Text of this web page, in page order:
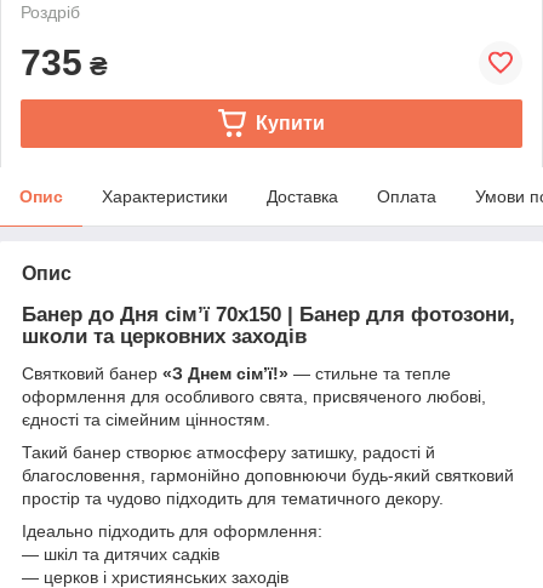
Роздріб
735 ₴
Купити
Опис Характеристики Доставка Оплата Умови
Опис
Банер до Дня сім’ї 70х150 | Банер для фотозони,
школи та церковних заходів
Святковий банер «З Днем сім’ї!» — стильне та тепле
оформлення для особливого свята, присвяченого любові,
єдності та сімейним цінностям.
Такий банер створює атмосферу затишку, радості й
благословення, гармонійно доповнюючи будь-який святковий
простір та чудово підходить для тематичного декору.
Ідеально підходить для оформлення:
— шкіл та дитячих садків
— церков і християнських заходів